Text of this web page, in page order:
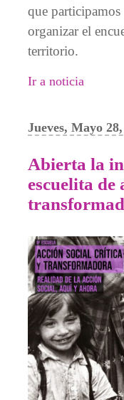
que
organizar el
territorio.
Ir a noticia
Jueves, Mayo
Abierta la
escuelita